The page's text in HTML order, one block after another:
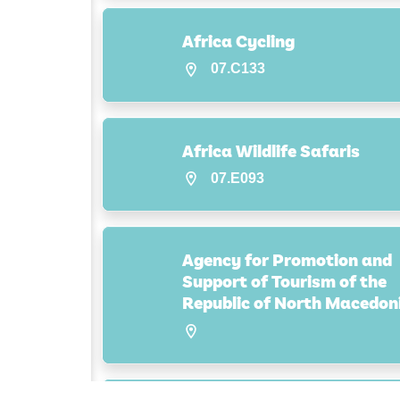
Africa Cycling
07.C133
Africa Wildlife Safaris
07.E093
Agency for Promotion and
Support of Tourism of the
Republic of North